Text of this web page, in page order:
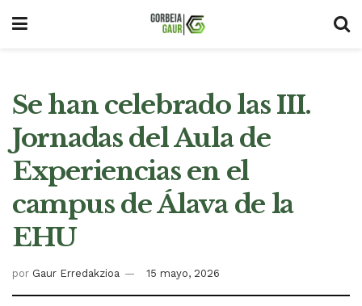
Se han celebrado las III.
Jornadas del Aula de
Experiencias en el
campus de Álava de la
EHU
por Gaur Erredakzioa 15 mayo, 2026